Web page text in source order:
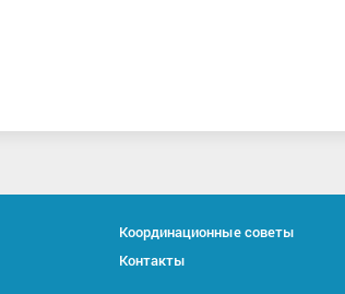
Координационные советы
Контакты